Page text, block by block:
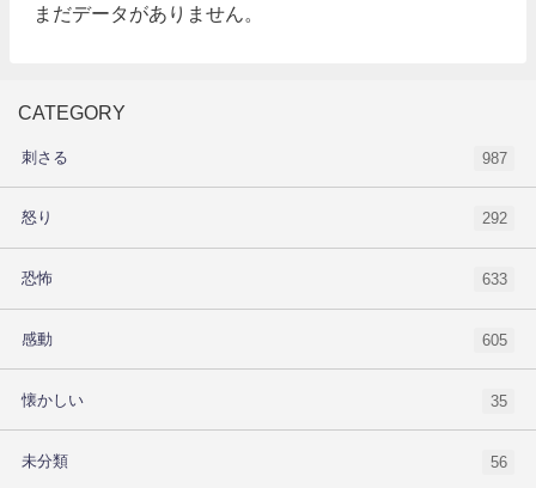
まだデータがありません。
CATEGORY
刺さる 987
怒り 292
恐怖 633
感動 605
懐かしい 35
未分類 56